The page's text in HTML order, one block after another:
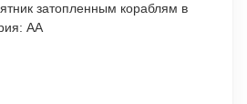
затопленным кораблям в
UNC серия: АА